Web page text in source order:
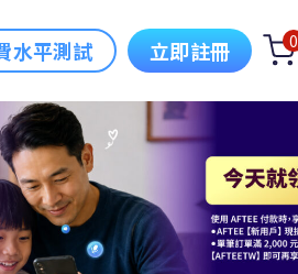
水平測試 立即註冊 0